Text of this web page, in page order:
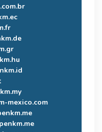
mexico.com